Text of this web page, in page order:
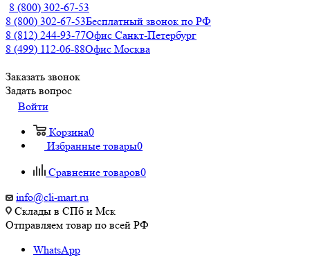
8 (800) 302-67-53
8 (800) 302-67-53Бесплатный звонок по РФ
8 (812) 244-93-77Офис Санкт-Петербург
8 (499) 112-06-88Офис Москва
Заказать звонок
Задать вопрос
Войти
Корзина0
Избранные товары0
Сравнение товаров0
info@cli-mart.ru
Склады в СПб и Мск
Отправляем товар по всей РФ
WhatsApp